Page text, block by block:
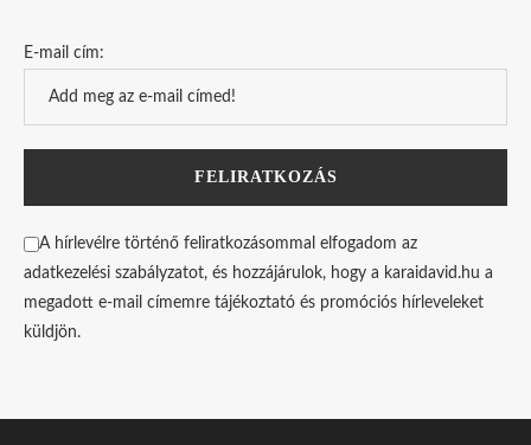
E-mail cím:
A hírlevélre történő feliratkozásommal elfogadom az
adatkezelési szabályzatot, és hozzájárulok, hogy a karaidavid.hu a
megadott e-mail címemre tájékoztató és promóciós hírleveleket
küldjön.